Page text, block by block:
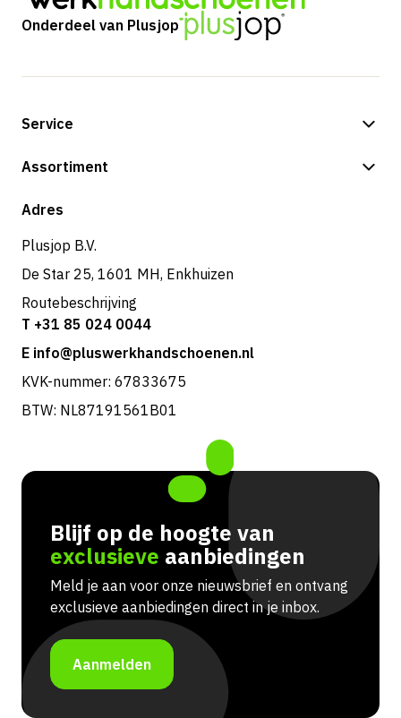
Onderdeel van Plusjop
Service
Betalingsmogelijkheden
Retouren & service
Assortiment
Shop
Adres
Plusjop B.V.
De Star 25, 1601 MH, Enkhuizen
Routebeschrijving
T +31 85 024 0044
E info@pluswerkhandschoenen.nl
KVK-nummer: 67833675
BTW: NL87191561B01
Blijf op de hoogte van
exclusieve aanbiedingen
Meld je aan voor onze nieuwsbrief en ontvang
exclusieve aanbiedingen direct in je inbox.
Aanmelden